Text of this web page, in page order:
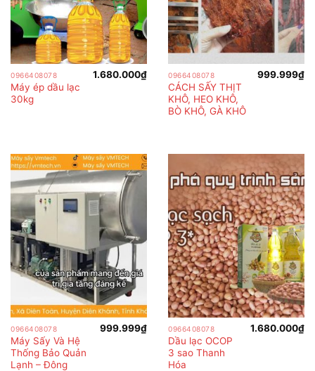
0966408078
Máy ép dầu lạc
30kg
1.680.000₫ 0966408078
CÁCH SẤY THỊT
KHÔ, HEO KHÔ,
BÒ KHÔ, GÀ KHÔ
999.999₫
0966408078
Máy Sấy Và Hệ
Thống Bảo Quản
Lạnh – Đông
999.999₫ 0966408078
Dầu lạc OCOP
3 sao Thanh
Hóa
1.680.000₫